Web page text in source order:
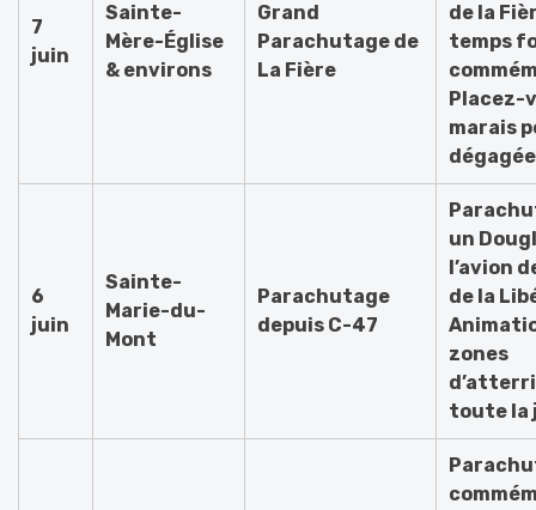
7
juin
Sainte-
Mère-Église
& environs
Grand
Parachutage de
La Fière
de la
temps
Placez-
marais
6
juin
Sainte-
Marie-du-
Mont
Parachutage
depuis C-47
un
l’avion
de la
zones
toute la